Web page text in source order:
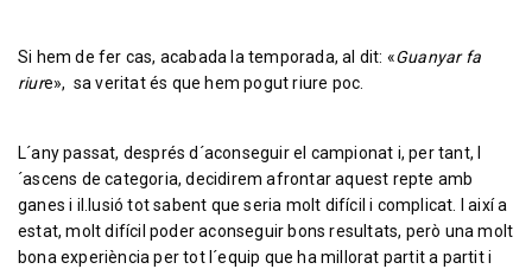
Si hem de fer cas, acabada la temporada, al dit: «Guanyar fa
riure», sa veritat és que hem pogut riure poc.
L´any passat, després d´aconseguir el campionat i, per tant, l
´ascens de categoria, decidirem afrontar aquest repte amb
ganes i il.lusió tot sabent que seria molt difícil i complicat. I així a
estat, molt difícil poder aconseguir bons resultats, però una molt
bona experiència per tot l´equip que ha millorat partit a partit i